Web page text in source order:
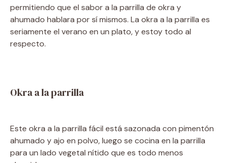
permitiendo que el sabor a la parrilla de okra y
ahumado hablara por sí mismos. La okra a la parrilla es
seriamente el verano en un plato, y estoy todo al
respecto.
Okra a la parrilla
Este okra a la parrilla fácil está sazonada con pimentón
ahumado y ajo en polvo, luego se cocina en la parrilla
para un lado vegetal nítido que es todo menos